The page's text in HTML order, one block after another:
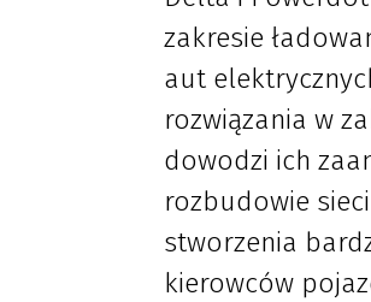
zakresie
aut
rozwiązania w
dowodzi ich
rozbudowie
stworzenia
kierowców